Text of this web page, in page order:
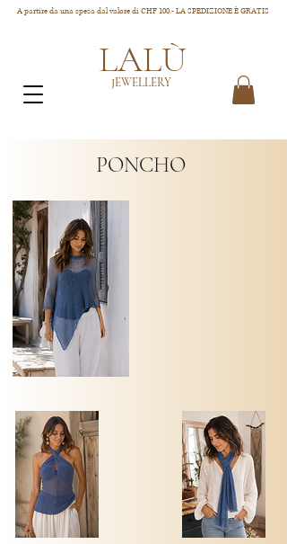
A partire da una spesa dal valore di CHF 100.- LA SPEDIZIONE È GRATIS
LALÙ
JEWELLERY
PONCHO